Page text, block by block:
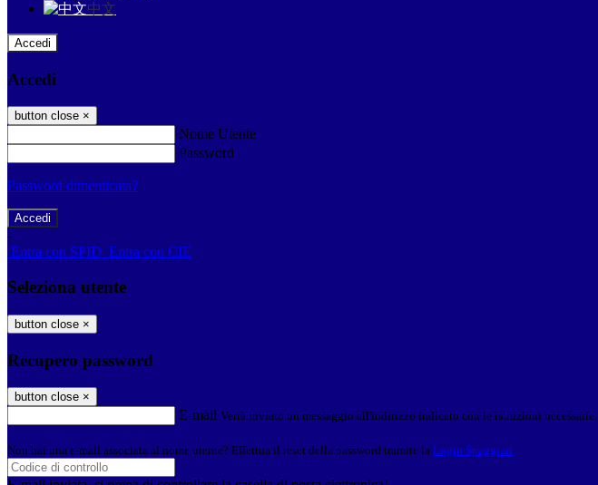
中文
Accedi
Accedi
button close ×
Nome Utente
Password
Password dimenticata?
-
Entra con SPID Entra con CIE
Seleziona utente
button close ×
Recupero password
button close ×
E-mail Verrà inviato un messaggio all'indirizzo indicato con le istruzioni necessarie.
Non hai una e-mail associata al nome utente? Effettua il reset della password tramite la Login Spaggiari